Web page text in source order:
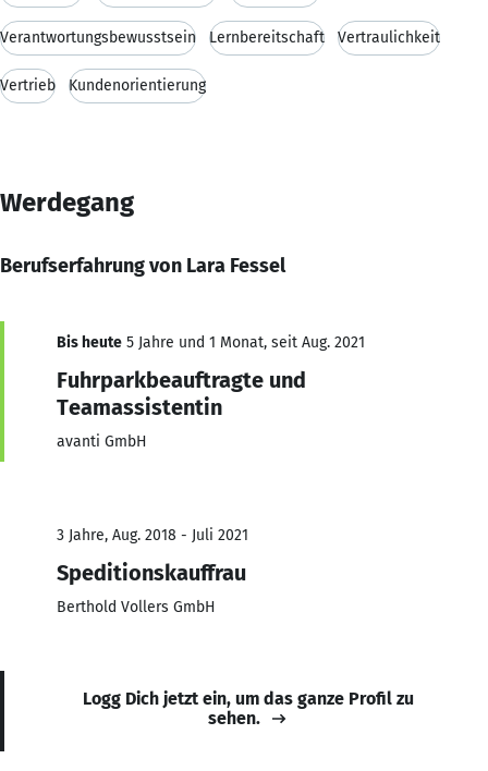
Verantwortungsbewusstsein Lernbereitschaft Vertraulichkeit
Vertrieb Kundenorientierung
Werdegang
Berufserfahrung von Lara Fessel
Bis heute 5 Jahre und 1 Monat, seit Aug. 2021
Fuhrparkbeauftragte und
Teamassistentin
avanti GmbH
3 Jahre, Aug. 2018 - Juli 2021
Speditionskauffrau
Berthold Vollers GmbH
Logg Dich jetzt ein, um das ganze Profil zu
sehen.